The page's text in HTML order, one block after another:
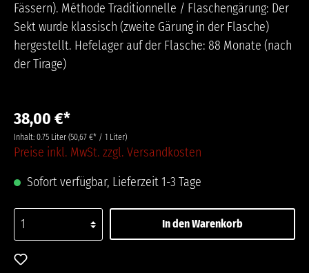
Fässern). Méthode Traditionnelle / Flaschengärung: Der
Sekt wurde klassisch (zweite Gärung in der Flasche)
hergestellt. Hefelager auf der Flasche: 88 Monate (nach
der Tirage)
38,00 €*
Inhalt: 0.75 Liter (50,67 €* / 1 Liter)
Preise inkl. MwSt. zzgl. Versandkosten
Sofort verfügbar, Lieferzeit 1-3 Tage
In den Warenkorb